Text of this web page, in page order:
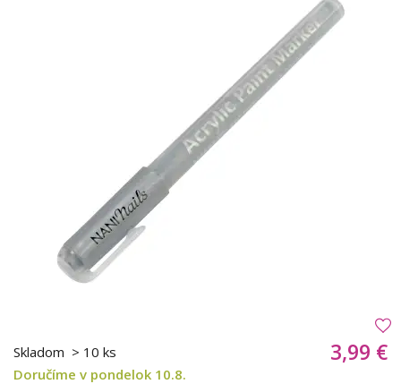
Skladom > 10 ks
Doručíme v pondelok 10.8.
3,99 €